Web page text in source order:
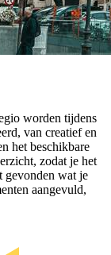
worden tijdens
van creatief en
het beschikbare
zodat je het
wat je
aangevuld,